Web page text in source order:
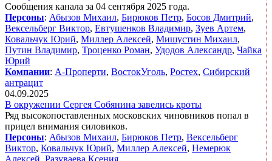
Сообщения канала за 04 сентября 2025 года.
Персоны: Абызов Михаил, Бирюков Петр, Босов Дмитрий,
Вексельберг Виктор, Евтушенков Владимир, Зуев Артем,
Ковальчук Юрий, Миллер Алексей, Мишустин Михаил,
Путин Владимир, Троценко Роман, Удодов Александр, Чайка
Юрий
Компании: А-Проперти, ВостокУголь, Ростех, Сибирский
антрацит
04.09.2025
В окружении Сергея Собянина завелись кроты
Ряд высокопоставленных московских чиновников попал в
прицел внимания силовиков.
Персоны: Абызов Михаил, Бирюков Петр, Вексельберг
Виктор, Ковальчук Юрий, Миллер Алексей, Немерюк
Алексей, Разуваева Ксения